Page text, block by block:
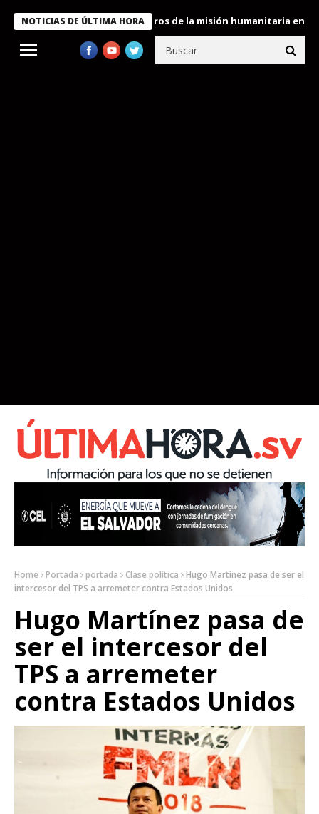
NOTICIAS DE ÚLTIMA HORA
Bukele condecora a miembros de la misión humanitaria enviada a
Home Portada portada Clase política
Hugo Martínez pasa de ser el
intercesor del TPS a arremeter contra Estados Unidos
Hugo Martínez pasa de
ser el intercesor del
TPS a arremeter
contra Estados Unidos